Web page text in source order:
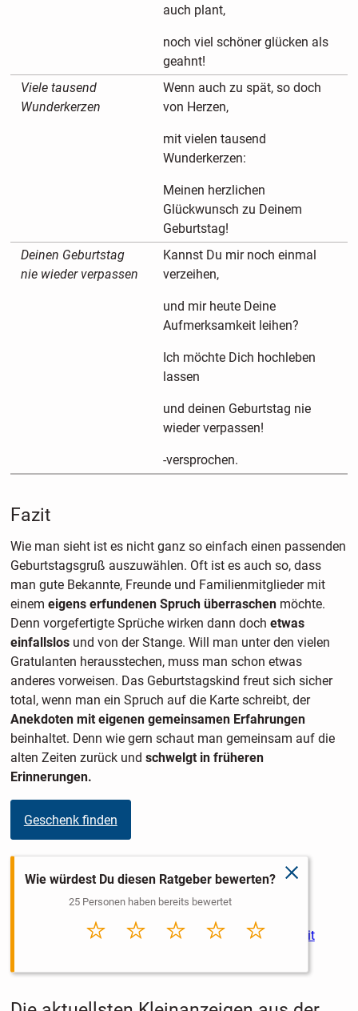
auch plant,
noch viel schöner glücken als
geahnt!
Viele tausend
Wunderkerzen
Wenn auch zu spät, so doch
von Herzen,
mit vielen tausend
Wunderkerzen:
Meinen herzlichen
Glückwunsch zu Deinem
Geburtstag!
Deinen Geburtstag
nie wieder verpassen
Kannst Du mir noch einmal
verzeihen,
und mir heute Deine
Aufmerksamkeit leihen?
Ich möchte Dich hochleben
lassen
und deinen Geburtstag nie
wieder verpassen!
-versprochen.
Fazit
Wie man sieht ist es nicht ganz so einfach einen passenden
Geburtstagsgruß auszuwählen. Oft ist es auch so, dass
man gute Bekannte, Freunde und Familienmitglieder mit
einem eigens erfundenen Spruch überraschenmöchte.
Denn vorgefertigte Sprüche wirken dann doch etwas
einfallslos und von der Stange. Will man unter den vielen
Gratulanten herausstechen, muss man schon etwas
anderes vorweisen. Das Geburtstagskind freut sich sicher
total, wenn man ein Spruch auf die Karte schreibt, der
Anekdoten mit eigenen gemeinsamen Erfahrungen
beinhaltet. Denn wie gern schaut man gemeinsam auf die
alten Zeiten zurück und schwelgt in früheren
Erinnerungen.
Geschenk finden
Verwandte Ratgeber:
Tipps und Ratgeber: Glückwünsche zur Hochzeit
schließen
Wie würdest Du diesen Ratgeber bewerten?
25 Personen haben bereits bewertet